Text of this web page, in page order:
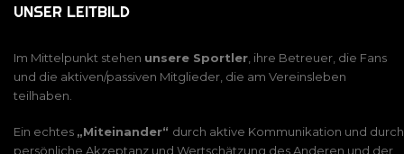
UNSER LEITBILD
Im Mittelpunkt stehen unsere Sportler , ihre Betreuer, die Fans
und die aktiven/passiven Mitglieder, die am Vereinsleben
teilhaben.
Ein echtes „Miteinander“ durch aktive Kommunikation und durch
persönliche Akzeptanz und Wertschätzung des Anderen und der